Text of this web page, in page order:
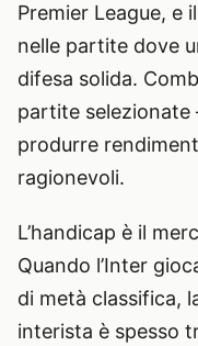
Premier League, e
nelle partite dove
difesa solida.
partite
produrre
ragionevoli.
L’handicap è il
Quando l’Inter
di metà classifica,
interista è spesso